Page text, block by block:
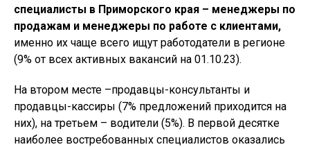
специалисты в Приморского края – менеджеры по
продажам и менеджеры по работе с клиентами,
именно их чаще всего ищут работодатели в регионе
(9% от всех активных вакансий на 01.10.23).
На втором месте –продавцы-консультанты и
продавцы-кассиры (7% предложений приходится на
них), на третьем – водители (5%). В первой десятке
наиболее востребованных специалистов оказались